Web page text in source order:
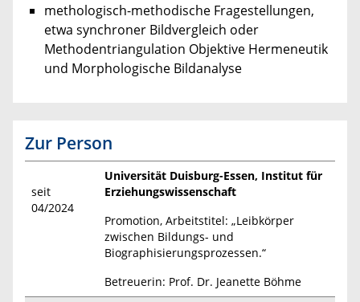
methologisch-methodische Fragestellungen,
etwa synchroner Bildvergleich oder
Methodentriangulation Objektive Hermeneutik
und Morphologische Bildanalyse
Zur Person
seit
04/2024
Universität Duisburg-Essen, Institut für
Erziehungswissenschaft
Promotion, Arbeitstitel: „Leibkörper
zwischen Bildungs- und
Biographisierungsprozessen.“
Betreuerin: Prof. Dr. Jeanette Böhme